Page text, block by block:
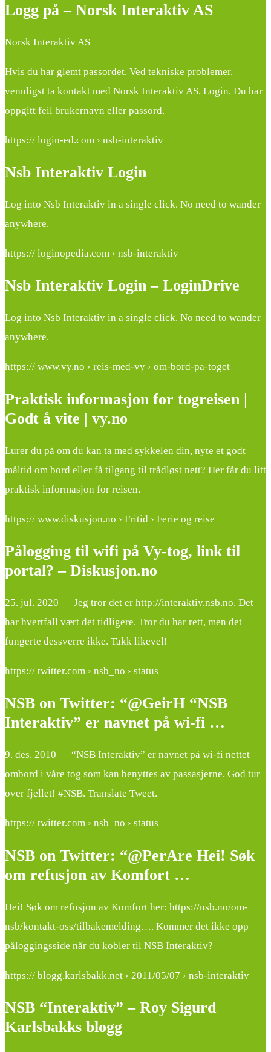
Logg på – Norsk Interaktiv AS
Norsk Interaktiv AS
Hvis du har glemt passordet. Ved tekniske problemer,
vennligst ta kontakt med Norsk Interaktiv AS. Login. Du har
oppgitt feil brukernavn eller passord.
https:// login-ed.com › nsb-interaktiv
Nsb Interaktiv Login
Log into Nsb Interaktiv in a single click. No need to wander
anywhere.
https:// loginopedia.com › nsb-interaktiv
Nsb Interaktiv Login – LoginDrive
Log into Nsb Interaktiv in a single click. No need to wander
anywhere.
https:// www.vy.no › reis-med-vy › om-bord-pa-toget
Praktisk informasjon for togreisen |
Godt å vite | vy.no
Lurer du på om du kan ta med sykkelen din, nyte et godt
måltid om bord eller få tilgang til trådløst nett? Her får du litt
praktisk informasjon for reisen.
https:// www.diskusjon.no › Fritid › Ferie og reise
Pålogging til wifi på Vy-tog, link til
portal? – Diskusjon.no
25. jul. 2020 — Jeg tror det er http://interaktiv.nsb.no. Det
har hvertfall vært det tidligere. Tror du har rett, men det
fungerte dessverre ikke. Takk likevel!
https:// twitter.com › nsb_no › status
NSB on Twitter: “@GeirH “NSB
Interaktiv” er navnet på wi-fi …
9. des. 2010 — “NSB Interaktiv” er navnet på wi-fi nettet
ombord i våre tog som kan benyttes av passasjerne. God tur
over fjellet! #NSB. Translate Tweet.
https:// twitter.com › nsb_no › status
NSB on Twitter: “@PerAre Hei! Søk
om refusjon av Komfort …
Hei! Søk om refusjon av Komfort her: https://nsb.no/om-
nsb/kontakt-oss/tilbakemelding…. Kommer det ikke opp
påloggingsside når du kobler til NSB Interaktiv?
https:// blogg.karlsbakk.net › 2011/05/07 › nsb-interaktiv
NSB “Interaktiv” – Roy Sigurd
Karlsbakks blogg